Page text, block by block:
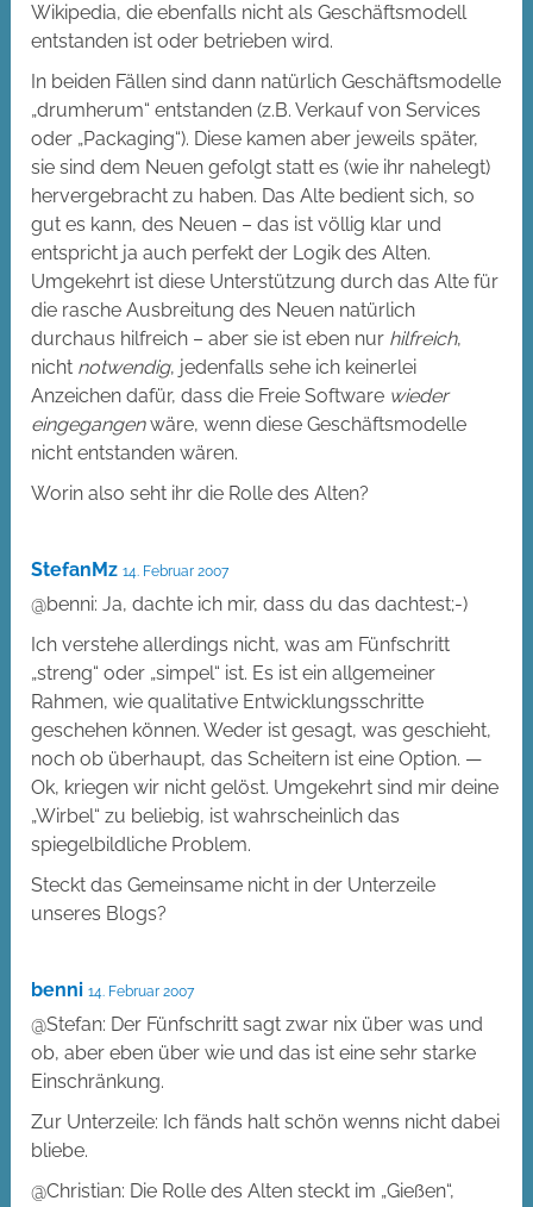
Wikipedia, die ebenfalls nicht als Geschäftsmodell
entstanden ist oder betrieben wird.
In beiden Fällen sind dann natürlich Geschäftsmodelle
„drumherum“ entstanden (z.B. Verkauf von Services
oder „Packaging“). Diese kamen aber jeweils später,
sie sind dem Neuen gefolgt statt es (wie ihr nahelegt)
hervergebracht zu haben. Das Alte bedient sich, so
gut es kann, des Neuen – das ist völlig klar und
entspricht ja auch perfekt der Logik des Alten.
Umgekehrt ist diese Unterstützung durch das Alte für
die rasche Ausbreitung des Neuen natürlich
durchaus hilfreich – aber sie ist eben nur hilfreich,
nicht notwendig, jedenfalls sehe ich keinerlei
Anzeichen dafür, dass die Freie Software wieder
eingegangenwäre, wenn diese Geschäftsmodelle
nicht entstanden wären.
Worin also seht ihr die Rolle des Alten?
StefanMz 14. Februar 2007
@benni: Ja, dachte ich mir, dass du das dachtest;-)
Ich verstehe allerdings nicht, was am Fünfschritt
„streng“ oder „simpel“ ist. Es ist ein allgemeiner
Rahmen, wie qualitative Entwicklungsschritte
geschehen können. Weder ist gesagt, was geschieht,
noch ob überhaupt, das Scheitern ist eine Option. —
Ok, kriegen wir nicht gelöst. Umgekehrt sind mir deine
„Wirbel“ zu beliebig, ist wahrscheinlich das
spiegelbildliche Problem.
Steckt das Gemeinsame nicht in der Unterzeile
unseres Blogs?
benni 14. Februar 2007
@Stefan: Der Fünfschritt sagt zwar nix über was und
ob, aber eben über wie und das ist eine sehr starke
Einschränkung.
Zur Unterzeile: Ich fänds halt schön wenns nicht dabei
bliebe.
@Christian: Die Rolle des Alten steckt im „Gießen“,